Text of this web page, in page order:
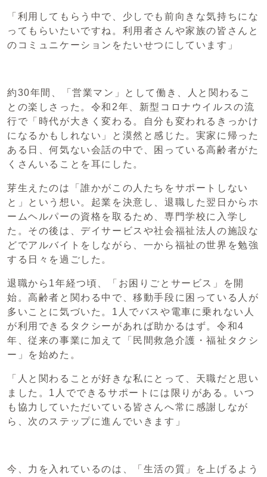
「利用してもらう中で、少しでも前向きな気持ちにな
ってもらいたいですね。利用者さんや家族の皆さんと
のコミュニケーションをたいせつにしています」
約30年間、「営業マン」として働き、人と関わるこ
との楽しさった。令和2年、新型コロナウイルスの流
行で「時代が大きく変わる。自分も変われるきっかけ
になるかもしれない」と漠然と感じた。実家に帰った
ある日、何気ない会話の中で、困っている高齢者がた
くさんいることを耳にした。
芽生えたのは「誰かがこの人たちをサポートしない
と」という想い。起業を決意し、退職した翌日からホ
ームヘルパーの資格を取るため、専門学校に入学し
た。その後は、デイサービスや社会福祉法人の施設な
どでアルバイトをしながら、一から福祉の世界を勉強
する日々を過ごした。
退職から1年経つ頃、「お困りごとサービス」を開
始。高齢者と関わる中で、移動手段に困っている人が
多いことに気づいた。1人でバスや電車に乗れない人
が利用できるタクシーがあれば助かるはず。令和4
年、従来の事業に加えて「民間救急介護・福祉タクシ
ー」を始めた。
「人と関わることが好きな私にとって、天職だと思い
ました。1人でできるサポートには限りがある。いつ
も協力していただいている皆さんへ常に感謝しなが
ら、次のステップに進んでいきます」
今、力を入れているのは、「生活の質」を上げるよう